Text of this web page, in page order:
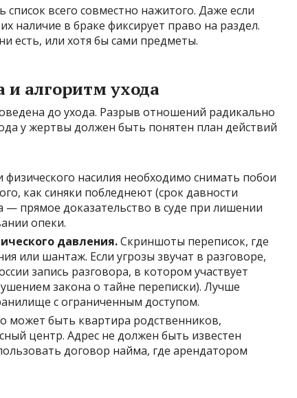
список всего совместно нажитого. Даже если
наличие в браке фиксирует право на раздел.
есть, или хотя бы сами предметы.
и алгоритм ухода
до ухода. Разрыв отношений радикально
у жертвы должен быть понятен план действий
физического насилия необходимо снимать побои
как синяки побледнеют (срок давности
— прямое доказательство в суде при лишении
опеки.
давления.Скриншоты переписок, где
или шантаж. Если угрозы звучат в разговоре,
запись разговора, в котором участвует
закона о тайне переписки). Лучше
с ограниченным доступом.
может быть квартира родственников,
центр. Адрес не должен быть известен
договор найма, где арендатором